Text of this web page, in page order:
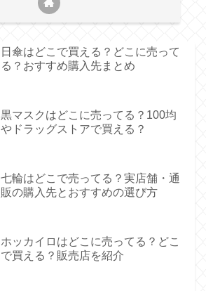
日傘はどこで買える？どこに売って
る？おすすめ購入先まとめ
黒マスクはどこに売ってる？100均
やドラッグストアで買える？
七輪はどこで売ってる？実店舗・通
販の購入先とおすすめの選び方
ホッカイロはどこに売ってる？どこ
で買える？販売店を紹介